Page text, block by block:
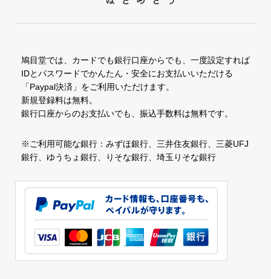
鳩目堂では、カードでも銀行口座からでも、一度設定すれば
IDとパスワードでかんたん・安全にお支払いいただける
「Paypal決済」をご利用いただけます。
新規登録料は無料。
銀行口座からのお支払いでも、振込手数料は無料です。
※ご利用可能な銀行：みずほ銀行、三井住友銀行、三菱UFJ
銀行、ゆうちょ銀行、りそな銀行、埼玉りそな銀行